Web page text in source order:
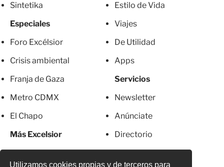
Utilizamos cookies propias y de terceros para
Sintetika
Especiales
Foro Excélsior
Crisis ambiental
Franja de Gaza
Metro CDMX
El Chapo
Más Excelsior
Estilo de Vida
Viajes
De Utilidad
Apps
Servicios
Newsletter
Anúnciate
Directorio